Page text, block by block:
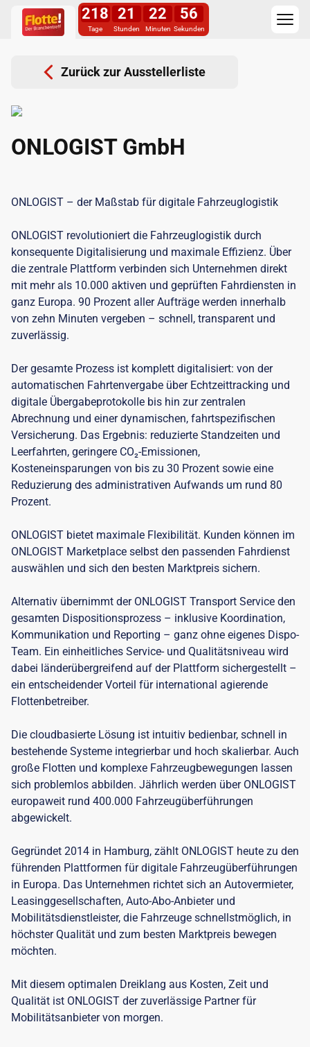
218
Tage
21
Stunden
22
Minuten
56
Sekunden
Zurück zur Ausstellerliste
ONLOGIST GmbH
ONLOGIST – der Maßstab für digitale Fahrzeuglogistik
ONLOGIST revolutioniert die Fahrzeuglogistik durch
konsequente Digitalisierung und maximale Effizienz. Über
die zentrale Plattform verbinden sich Unternehmen direkt
mit mehr als 10.000 aktiven und geprüften Fahrdiensten in
ganz Europa. 90 Prozent aller Aufträge werden innerhalb
von zehn Minuten vergeben – schnell, transparent und
zuverlässig.
Der gesamte Prozess ist komplett digitalisiert: von der
automatischen Fahrtenvergabe über Echtzeittracking und
digitale Übergabeprotokolle bis hin zur zentralen
Abrechnung und einer dynamischen, fahrtspezifischen
Versicherung. Das Ergebnis: reduzierte Standzeiten und
Leerfahrten, geringere CO₂-Emissionen,
Kosteneinsparungen von bis zu 30 Prozent sowie eine
Reduzierung des administrativen Aufwands um rund 80
Prozent.
ONLOGIST bietet maximale Flexibilität. Kunden können im
ONLOGIST Marketplace selbst den passenden Fahrdienst
auswählen und sich den besten Marktpreis sichern.
Alternativ übernimmt der ONLOGIST Transport Service den
gesamten Dispositionsprozess – inklusive Koordination,
Kommunikation und Reporting – ganz ohne eigenes Dispo-
Team. Ein einheitliches Service- und Qualitätsniveau wird
dabei länderübergreifend auf der Plattform sichergestellt –
ein entscheidender Vorteil für international agierende
Flottenbetreiber.
Die cloudbasierte Lösung ist intuitiv bedienbar, schnell in
bestehende Systeme integrierbar und hoch skalierbar. Auch
große Flotten und komplexe Fahrzeugbewegungen lassen
sich problemlos abbilden. Jährlich werden über ONLOGIST
europaweit rund 400.000 Fahrzeugüberführungen
abgewickelt.
Gegründet 2014 in Hamburg, zählt ONLOGIST heute zu den
führenden Plattformen für digitale Fahrzeugüberführungen
in Europa. Das Unternehmen richtet sich an Autovermieter,
Leasinggesellschaften, Auto-Abo-Anbieter und
Mobilitätsdienstleister, die Fahrzeuge schnellstmöglich, in
höchster Qualität und zum besten Marktpreis bewegen
möchten.
Mit diesem optimalen Dreiklang aus Kosten, Zeit und
Qualität ist ONLOGIST der zuverlässige Partner für
Mobilitätsanbieter von morgen.